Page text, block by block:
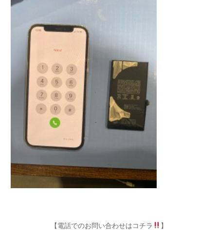
【電話でのお問い合わせはコチラ 】